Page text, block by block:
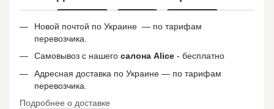
Новой почтой по Украине — по тарифам
перевозчика.
Самовывоз с нашего салона Alice - бесплатно
Адресная доставка по Украине — по тарифам
перевозчика.
Подробнее о доставке